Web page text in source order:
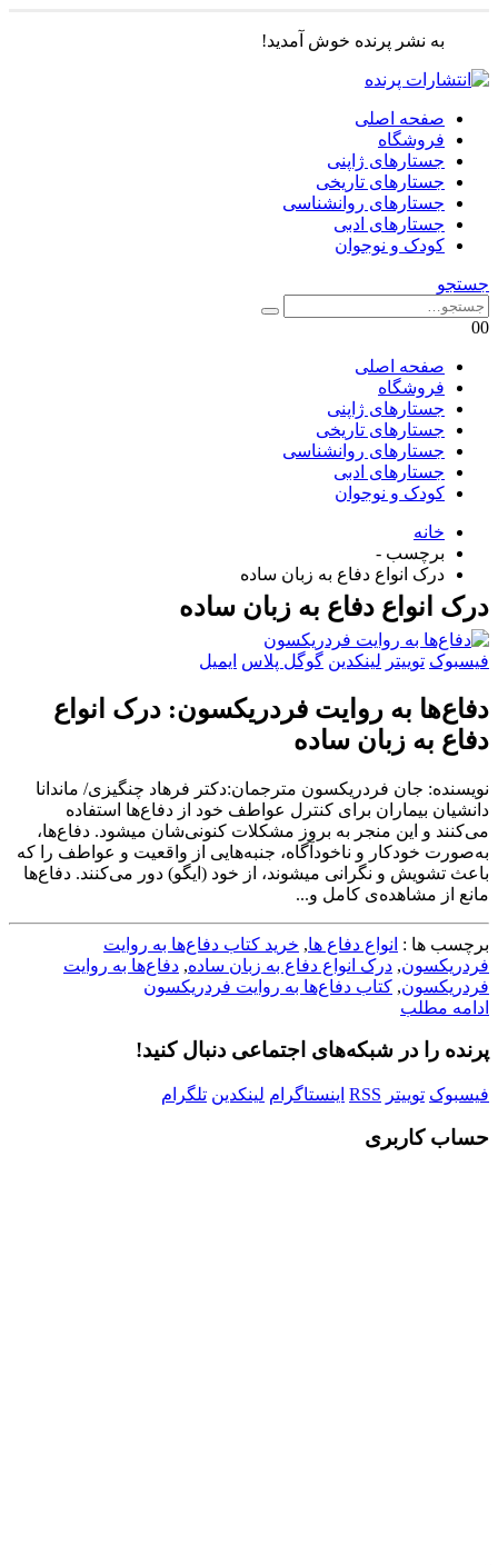
به نشر پرنده خوش آمدید!
صفحه اصلی
فروشگاه
جستارهای ژاپنی
جستارهای تاریخی
جستارهای روانشناسی
جستارهای ادبی
کودک و نوجوان
جستجو
00
صفحه اصلی
فروشگاه
جستارهای ژاپنی
جستارهای تاریخی
جستارهای روانشناسی
جستارهای ادبی
کودک و نوجوان
خانه
برچسب -
درک انواع دفاع به زبان ساده
درک انواع دفاع به زبان ساده
فیسبوک توییتر لینکدین گوگل پلاس ایمیل
دفاع‌ها به روایت فردریکسون: درک انواع
دفاع به زبان ساده
نویسنده: جان فردریکسون مترجمان:دکتر فرهاد چنگیزی/ ماندانا
دانشیان بیماران برای کنترل عواطف خود از دفاع‌ها استفاده
می‌کنند و این منجر به بروز مشکلات کنونی‌شان می‎شود. دفاع‌ها،
به‌صورت خودکار و ناخودآگاه، جنبه‌هایی از واقعیت و عواطف را که
باعث تشویش و نگرانی می‎شوند، از خود (ایگو) دور می‌کنند. دفاع‌ها
مانع از مشاهده‌ی کامل و...
برچسب ها : انواع دفاع ها, خرید کتاب دفاع‌ها به روایت
فردریکسون, درک انواع دفاع به زبان ساده, دفاع‌ها به روایت
فردریکسون, کتاب دفاع‌ها به روایت فردریکسون
ادامه مطلب
پرنده را در شبکه‌های اجتماعی دنبال کنید!
فیسبوک توییتر RSS اینستاگرام لینکدین تلگرام
حساب کاربری